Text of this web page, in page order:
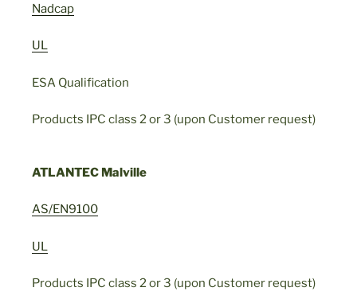
Nadcap
UL
ESA Qualification
Products IPC class 2 or 3 (upon Customer request)
ATLANTEC Malville
AS/EN9100
UL
Products IPC class 2 or 3 (upon Customer request)